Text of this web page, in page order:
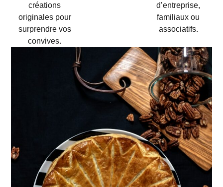
créations
originales pour
surprendre vos
convives.
d’entreprise,
familiaux ou
associatifs.